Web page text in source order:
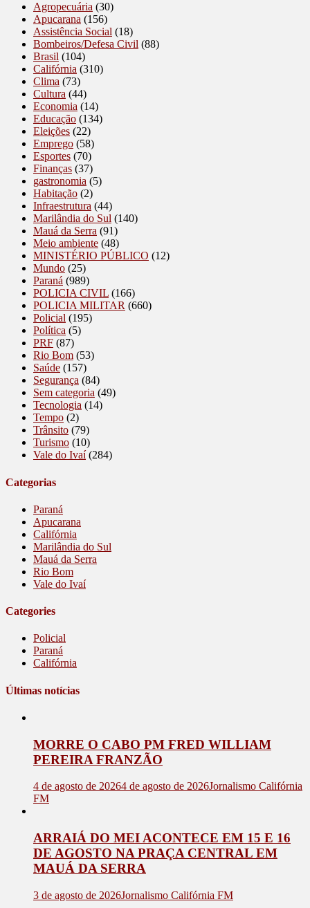
Agropecuária (30)
Apucarana (156)
Assistência Social (18)
Bombeiros/Defesa Civil (88)
Brasil (104)
Califórnia (310)
Clima (73)
Cultura (44)
Economia (14)
Educação (134)
Eleições (22)
Emprego (58)
Esportes (70)
Finanças (37)
gastronomia (5)
Habitação (2)
Infraestrutura (44)
Marilândia do Sul (140)
Mauá da Serra (91)
Meio ambiente (48)
MINISTÉRIO PÚBLICO (12)
Mundo (25)
Paraná (989)
POLICIA CIVIL (166)
POLICIA MILITAR (660)
Policial (195)
Política (5)
PRF (87)
Rio Bom (53)
Saúde (157)
Segurança (84)
Sem categoria (49)
Tecnologia (14)
Tempo (2)
Trânsito (79)
Turismo (10)
Vale do Ivaí(284)
Categorias
Paraná
Apucarana
Califórnia
Marilândia do Sul
Mauá da Serra
Rio Bom
Vale do Ivaí
Categories
Policial
Paraná
Califórnia
Últimas notícias
MORRE O CABO PM FRED WILLIAM
PEREIRA FRANZÃO
4 de agosto de 20264 de agosto de 2026Jornalismo Califórnia
FM
ARRAIÁ DO MEI ACONTECE EM 15 E 16
DE AGOSTO NA PRAÇA CENTRAL EM
MAUÁ DA SERRA
3 de agosto de 2026Jornalismo Califórnia FM